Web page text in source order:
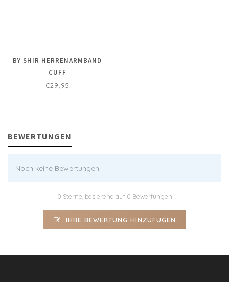
BY SHIR HERRENARMBAND
CUFF
€29,95
BEWERTUNGEN
Noch keine Bewertungen
0 Sterne, basierend auf 0 Bewertungen
IHRE BEWERTUNG HINZUFÜGEN